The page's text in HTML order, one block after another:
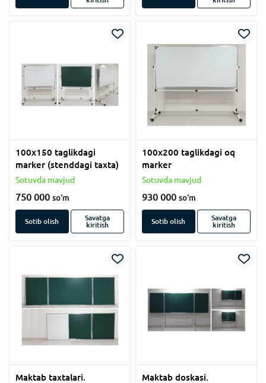
100x150 taglikdagi
marker (stenddagi taxta)
Sotuvda mavjud
750 000 so'm
Sotib olish
Savatga
kiritish
100x200 taglikdagi oq
marker
Sotuvda mavjud
930 000 so'm
Sotib olish
Savatga
kiritish
Maktab taxtalari.
Maktab doskasi.